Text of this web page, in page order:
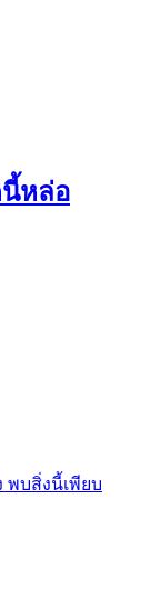
หล่อ
พบสิ่งนี้เพียบ